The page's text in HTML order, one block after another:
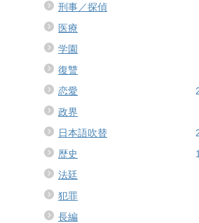
刑事／探偵
医療
学園
復讐
恋愛
政界
日本語吹替
歴史
法廷
犯罪
長編